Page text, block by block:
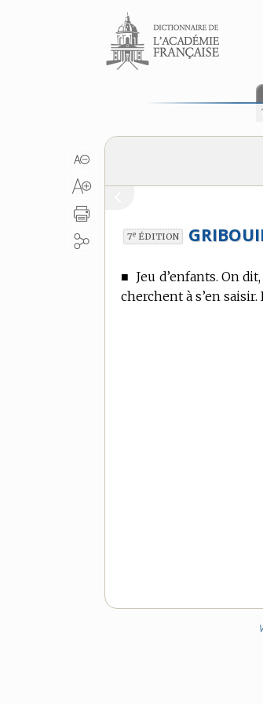
Aller au contenu
7e ÉDITION
■ Jeu d’enfants. On dit,
cherchent à s’en